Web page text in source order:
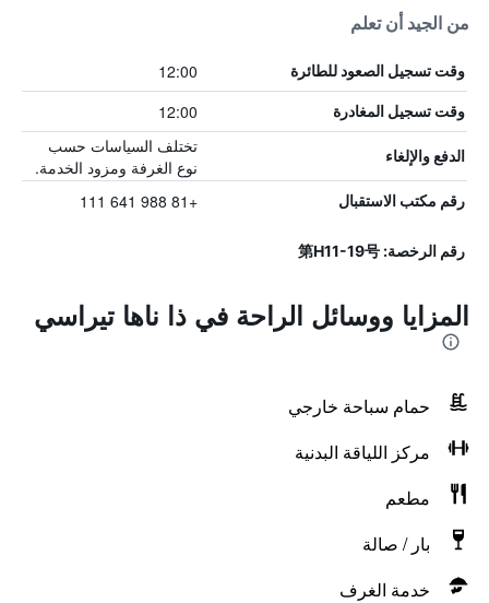
من الجيد أن تعلم
وقت تسجيل الصعود للطائرة 12:00
وقت تسجيل المغادرة 12:00
الدفع والإلغاء
تختلف السياسات حسب
نوع الغرفة ومزود الخدمة.
رقم مكتب الاستقبال +81 988 641 111
رقم الرخصة: 第H11-19号
المزايا ووسائل الراحة في ذا ناها تيراسي
حمام سباحة خارجي
مركز اللياقة البدنية
مطعم
بار / صالة
خدمة الغرف